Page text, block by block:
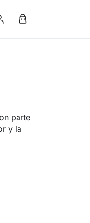
parte
y la